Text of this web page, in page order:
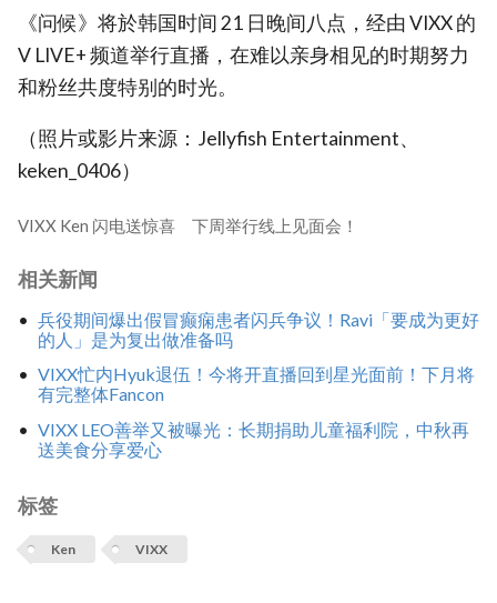
《问候》将於韩国时间 21 日晚间八点，经由 VIXX 的
V LIVE+ 频道举行直播，在难以亲身相见的时期努力
和粉丝共度特别的时光。
（照片或影片来源：Jellyfish Entertainment、
keken_0406）
VIXX Ken 闪电送惊喜 下周举行线上见面会！
相关新闻
兵役期间爆出假冒癫痫患者闪兵争议！Ravi「要成为更好
的人」是为复出做准备吗
VIXX忙内Hyuk退伍！今将开直播回到星光面前！下月将
有完整体Fancon
VIXX LEO善举又被曝光：长期捐助儿童福利院，中秋再
送美食分享爱心
标签
Ken VIXX